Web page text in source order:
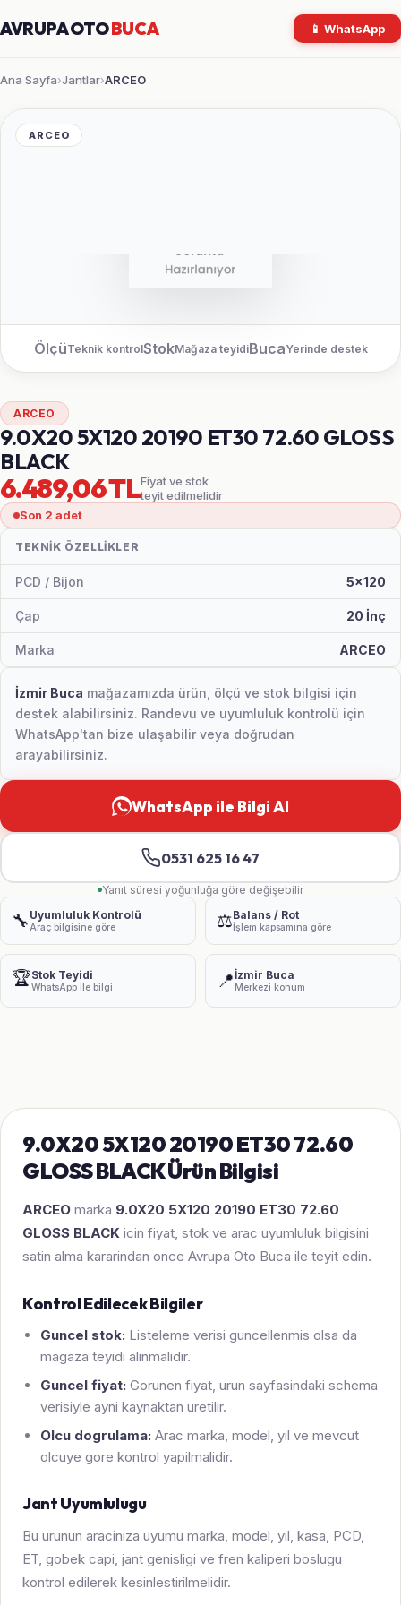
AVRUPA OTOBUCA 📱 WhatsApp
Ana Sayfa›Jantlar›ARCEO
ARCEO
ÖlçüTeknik kontrolStokMağaza teyidiBucaYerinde destek
ARCEO
9.0X20 5X120 20190 ET30 72.60 GLOSS
BLACK
6.489,06 TLFiyat ve stok
teyit edilmelidir
Son 2 adet
TEKNIK ÖZELLIKLER
PCD / Bijon 5x120
Çap 20 İnç
Marka ARCEO
İzmir Buca mağazamızda ürün, ölçü ve stok bilgisi için
destek alabilirsiniz. Randevu ve uyumluluk kontrolü için
WhatsApp'tan bize ulaşabilir veya doğrudan
arayabilirsiniz.
WhatsApp ile Bilgi Al
0531 625 16 47
Yanıt süresi yoğunluğa göre değişebilir
🔧 Uyumluluk Kontrolü
Araç bilgisine göre ⚖️Balans / Rot
İşlem kapsamına göre
🏆Stok Teyidi
WhatsApp ile bilgi 📍İzmir Buca
Merkezi konum
9.0X20 5X120 20190 ET30 72.60
GLOSS BLACK Ürün Bilgisi
ARCEO marka 9.0X20 5X120 20190 ET30 72.60
GLOSS BLACK icin fiyat, stok ve arac uyumluluk bilgisini
satin alma kararindan once Avrupa Oto Buca ile teyit edin.
Kontrol Edilecek Bilgiler
Guncel stok: Listeleme verisi guncellenmis olsa da
magaza teyidi alinmalidir.
Guncel fiyat: Gorunen fiyat, urun sayfasindaki schema
verisiyle ayni kaynaktan uretilir.
Olcu dogrulama: Arac marka, model, yil ve mevcut
olcuye gore kontrol yapilmalidir.
Jant Uyumlulugu
Bu urunun araciniza uyumu marka, model, yil, kasa, PCD,
ET, gobek capi, jant genisligi ve fren kaliperi boslugu
kontrol edilerek kesinlestirilmelidir.